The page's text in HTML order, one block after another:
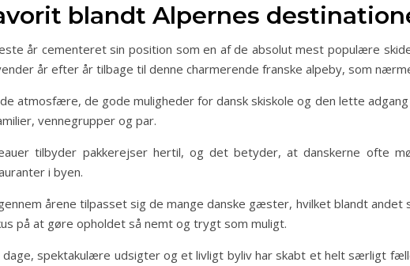
blandt Alpernes
år cementeret sin position som en af de absolut mest populære
år efter år tilbage til denne charmerende franske alpeby, som
atmosfære, de gode muligheder for dansk skiskole og den lette
vennegrupper og par.
tilbyder pakkerejser hertil, og det betyder, at danskerne ofte
i byen.
årene tilpasset sig de mange danske gæster, hvilket blandt
på at gøre opholdet så nemt og trygt som muligt.
spektakulære udsigter og et livligt byliv har skabt et helt særligt